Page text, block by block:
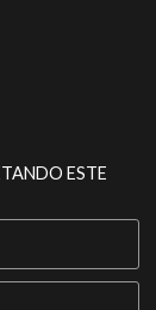
ESTE